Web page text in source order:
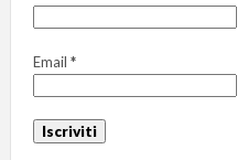
Email *